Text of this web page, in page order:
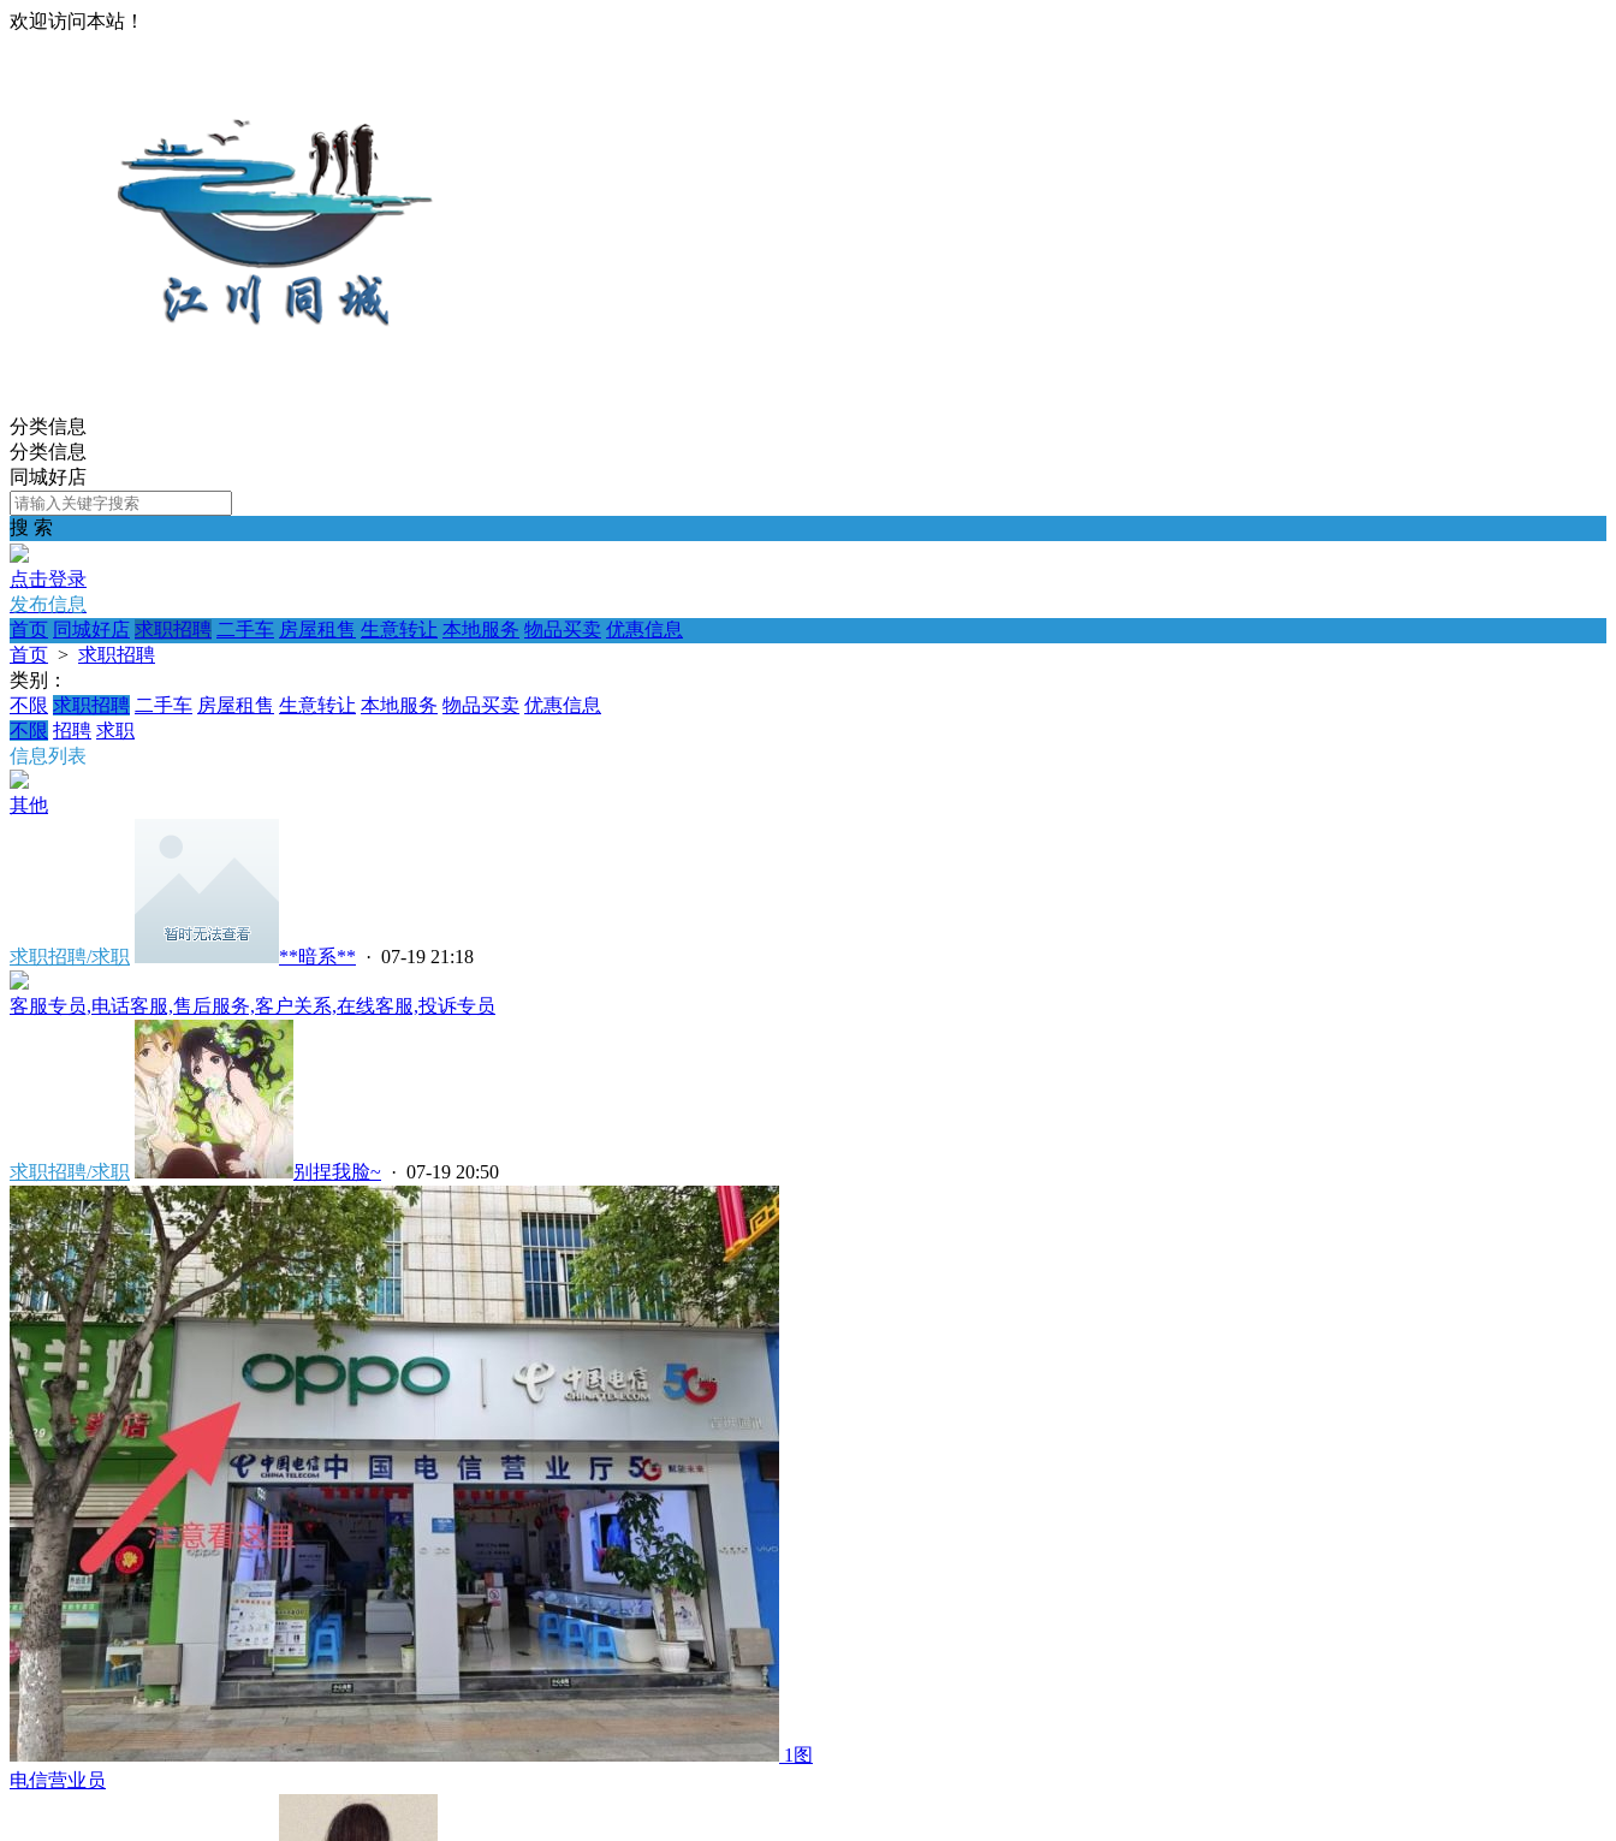
欢迎访问本站！
分类信息
分类信息
同城好店
搜 索
点击登录
发布信息
首页 同城好店 求职招聘 二手车 房屋租售 生意转让 本地服务 物品买卖 优惠信息
首页 > 求职招聘
类别：
不限 求职招聘 二手车 房屋租售 生意转让 本地服务 物品买卖 优惠信息
不限 招聘 求职
信息列表
其他
求职招聘/求职 **暗系** · 07-19 21:18
客服专员,电话客服,售后服务,客户关系,在线客服,投诉专员
求职招聘/求职 别捏我脸~ · 07-19 20:50
1图
电信营业员